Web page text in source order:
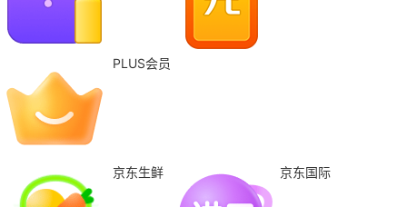
PLUS会员
京东生鲜 京东国际